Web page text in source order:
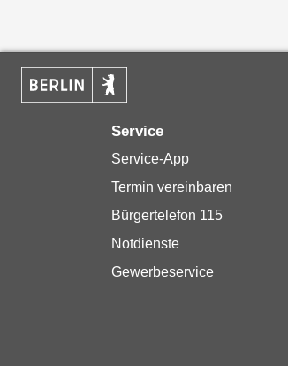
Service
Service-App
Termin vereinbaren
Bürgertelefon 115
Notdienste
Gewerbeservice